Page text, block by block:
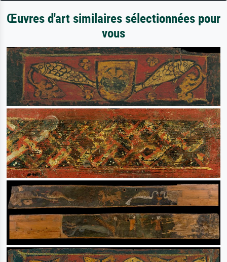
Œuvres d'art similaires sélectionnées pour
vous